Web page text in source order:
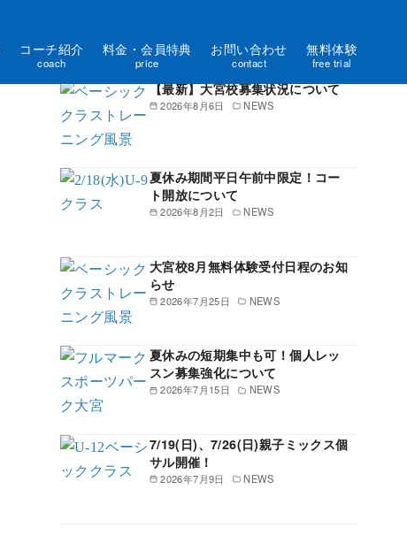
コーチ紹介
coach
料金・会員特典
price
お問い合わせ
contact
無料体験
free trial
新着記事一覧
2026年8月6日 NEWS
【最新】大宮校募集状況について
2026年8月2日 NEWS
夏休み期間平日午前中限定！コー
ト開放について
2026年7月25日 NEWS
大宮校8月無料体験受付日程のお知
らせ
2026年7月15日 NEWS
夏休みの短期集中も可！個人レッ
スン募集強化について
2026年7月9日 NEWS
7/19(日)、7/26(日)親子ミックス個
サル開催！